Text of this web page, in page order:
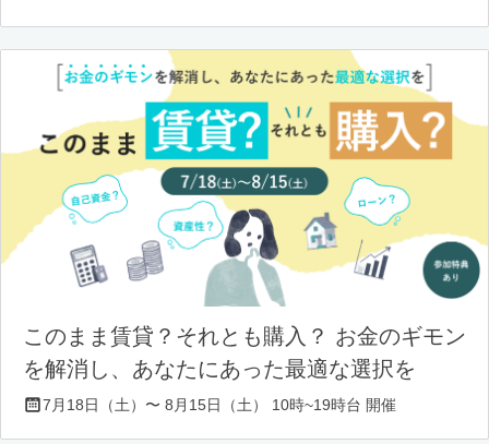
このまま賃貸？それとも購入？ お金のギモン
を解消し、あなたにあった最適な選択を
7月18日（土）〜 8月15日（土） 10時~19時台 開催